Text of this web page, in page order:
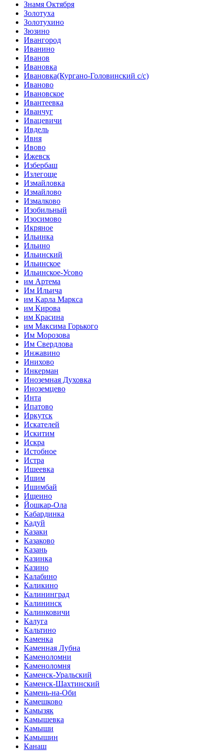
Знамя Октября
Золотуха
Золотухино
Зюзино
Ивангород
Иванино
Иванов
Ивановка
Ивановка(Кургано-Головинский с/с)
Иваново
Ивановское
Ивантеевка
Иванчуг
Ивацевичи
Ивдель
Ивня
Ивово
Ижевск
Избербаш
Излегоще
Измайловка
Измайлово
Измалково
Изобильный
Изосимово
Икряное
Ильинка
Ильино
Ильинский
Ильинское
Ильинское-Усово
им Артема
Им Ильича
им Карла Маркса
им Кирова
им Красина
им Максима Горького
Им Морозова
Им Свердлова
Инжавино
Инихово
Инкерман
Иноземная Духовка
Иноземцево
Инта
Ипатово
Иркутск
Искателей
Искитим
Искра
Истобное
Истра
Ишеевка
Ишим
Ишимбай
Ищеино
Йошкар-Ола
Кабардинка
Кадуй
Казаки
Казаково
Казань
Казинка
Казино
Калабино
Каликино
Калининград
Калининск
Калинковичи
Калуга
Кальтино
Каменка
Каменная Лубна
Каменоломни
Каменоломня
Каменск-Уральский
Каменск-Шахтинский
Камень-на-Оби
Камешково
Камызяк
Камышевка
Камыши
Камышин
Канаш